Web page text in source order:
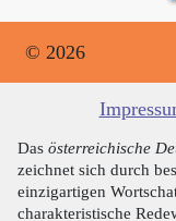
© 2026
Das österreichische
zeichnet sich durch
einzigartigen
charakteristische